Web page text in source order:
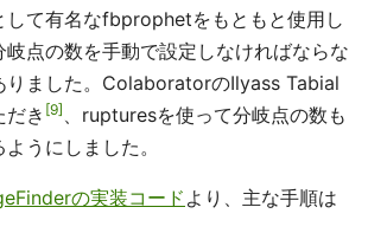
して有名なfbprophetをもともと使用し
岐点の数を手動で設定しなければならな
りました。ColaboratorのIlyass Tabial
だき 9 、rupturesを使って分岐点の数も
うにしました。
の実装コード より、主な手順は